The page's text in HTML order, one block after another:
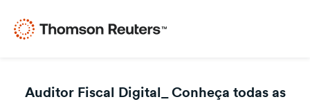
Auditor Fiscal Digital_ Conheça todas as